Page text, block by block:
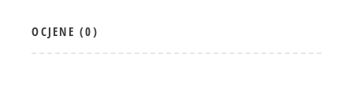
OCJENE (0)